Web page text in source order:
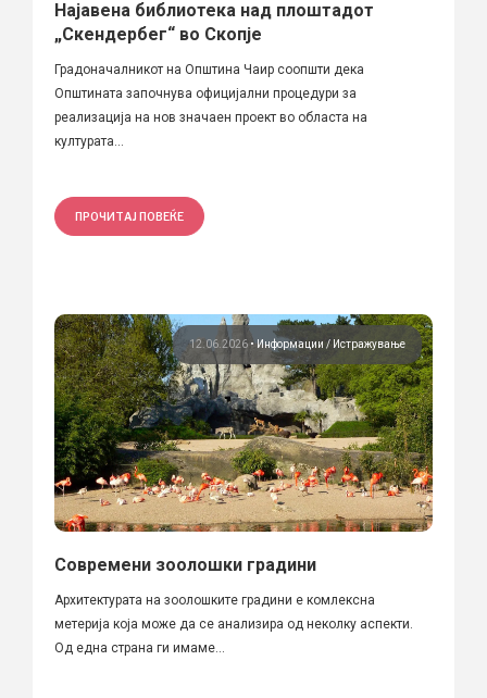
Најавена библиотека над плоштадот
„Скендербег“ во Скопје
Градоначалникот на Општина Чаир соопшти дека
Општината започнува официјални процедури за
реализација на нов значаен проект во областа на
културата...
ПРОЧИТАЈ ПОВЕЌЕ
12.06.2026 • Информации Истражување
Современи зоолошки градини
Архитектурата на зоолошките градини е комлексна
метерија која може да се анализира од неколку аспекти.
Од една страна ги имаме...